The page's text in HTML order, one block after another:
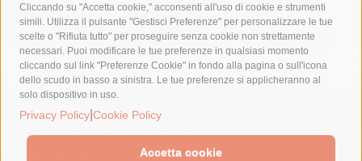
Cliccando su "Accetta cookie," acconsenti all'uso di cookie e strumenti
simili. Utilizza il pulsante "Gestisci Preferenze" per personalizzare le tue
scelte o "Rifiuta tutto" per proseguire senza cookie non strettamente
necessari. Puoi modificare le tue preferenze in qualsiasi momento
cliccando sul link "Preferenze Cookie" in fondo alla pagina o sull'icona
dello scudo in basso a sinistra. Le tue preferenze si applicheranno al
solo dispositivo in uso.
Privacy Policy Cookie Policy
Accetta cookie
sindaco cuomo
sorrento studenti temporali
treni
turismo
Vico Equense villa fiorentino vincenzo de luca
© 2015 SorrentoPress. All rights reserved.
Il giornale online della Penisola Sorrentina
Cookie Policy